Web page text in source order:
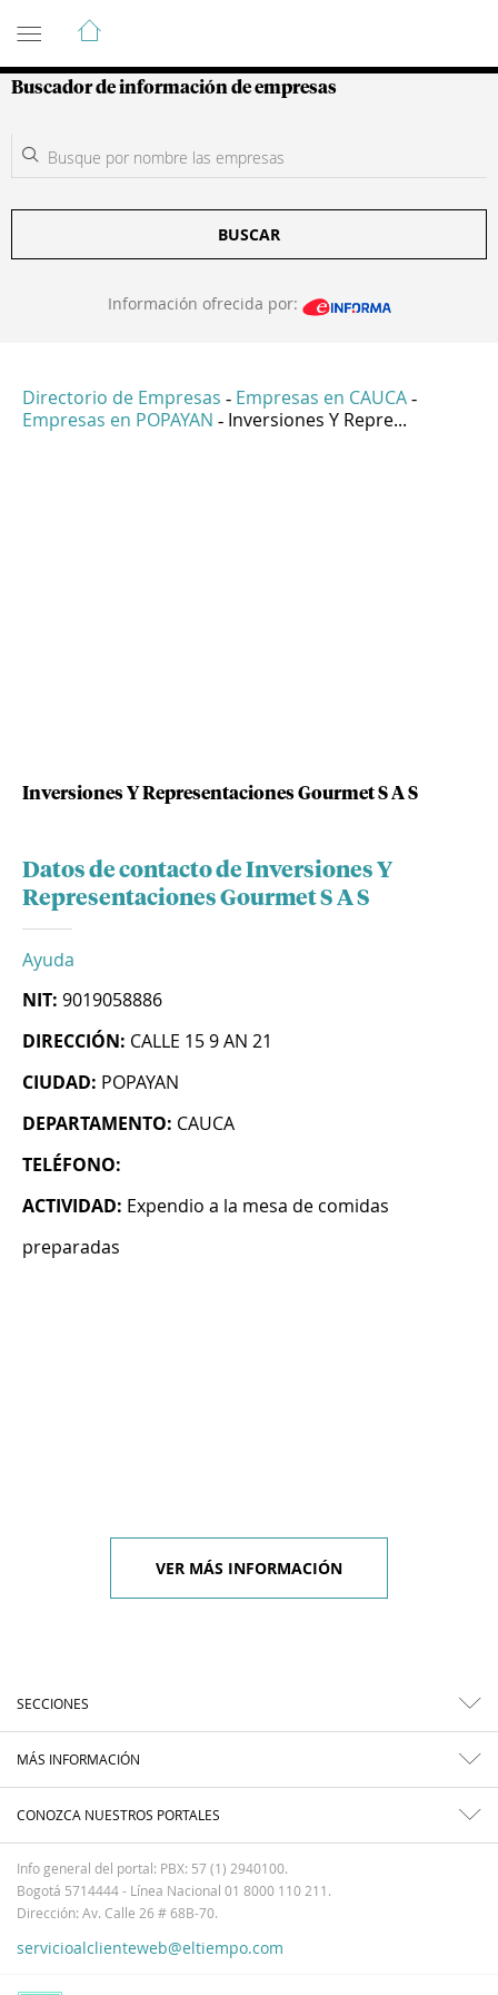
Guía de Empresas Colombianas
Buscador de información de empresas
BUSCAR
Información ofrecida por:
Directorio de Empresas - Empresas en CAUCA -
Empresas en POPAYAN - Inversiones Y Repre...
Inversiones Y Representaciones Gourmet S A S
Datos de contacto de Inversiones Y
Representaciones Gourmet S A S
Ayuda
NIT: 9019058886
DIRECCIÓN: CALLE 15 9 AN 21
CIUDAD: POPAYAN
DEPARTAMENTO: CAUCA
TELÉFONO:
ACTIVIDAD: Expendio a la mesa de comidas
preparadas
VER MÁS INFORMACIÓN
SECCIONES
MÁS INFORMACIÓN
CONOZCA NUESTROS PORTALES
Info general del portal: PBX: 57 (1) 2940100.
Bogotá 5714444 - Línea Nacional 01 8000 110 211.
Dirección: Av. Calle 26 # 68B-70.
servicioalclienteweb@eltiempo.com